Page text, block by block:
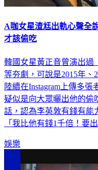
A咖女星渣尪出軌心聲全
才該偷吃
韓國女星黃正音曾演出過
等夯劇，可說是2015年、
陸續在Instagram上傳多
疑似是向大眾曬出他的偷
話，認為李英敦有錢有能
「我比他有錢1千倍！要
娛樂